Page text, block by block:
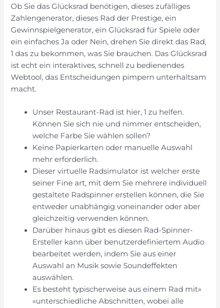
Ob Sie das Glücksrad benötigen, dieses zufälliges
Zahlengenerator, dieses Rad der Prestige, ein
Gewinnspielgenerator, ein Glücksrad für Spiele oder
ein einfaches Ja oder Nein, drehen Sie direkt das Rad,
1 das zu bekommen, was Sie brauchen. Das Glücksrad
ist echt ein interaktives, schnell zu bedienendes
Webtool, das Entscheidungen pimpern unterhaltsam
macht.
Unser Restaurant-Rad ist hier, 1 zu helfen.
Können Sie sich nie und nimmer entscheiden,
welche Farbe Sie wählen sollen?
Keine Papierkarten oder manuelle Auswahl
mehr erforderlich.
Dieser virtuelle Radsimulator ist welcher erste
seiner Fine art, mit dem Sie mehrere individuell
gestaltete Radspinner erstellen können, die Sie
entweder unabhängig voneinander oder aber
gleichzeitig verwenden können.
Darüber hinaus gibt es diesen Rad-Spinner-
Ersteller kann über benutzerdefiniertem Audio
bearbeitet werden, indem Sie aus einer
Auswahl an Musik sowie Soundeffekten
auswählen.
Es besteht typischerweise aus einem Rad mit»
«unterschiedliche Abschnitten, wobei alle